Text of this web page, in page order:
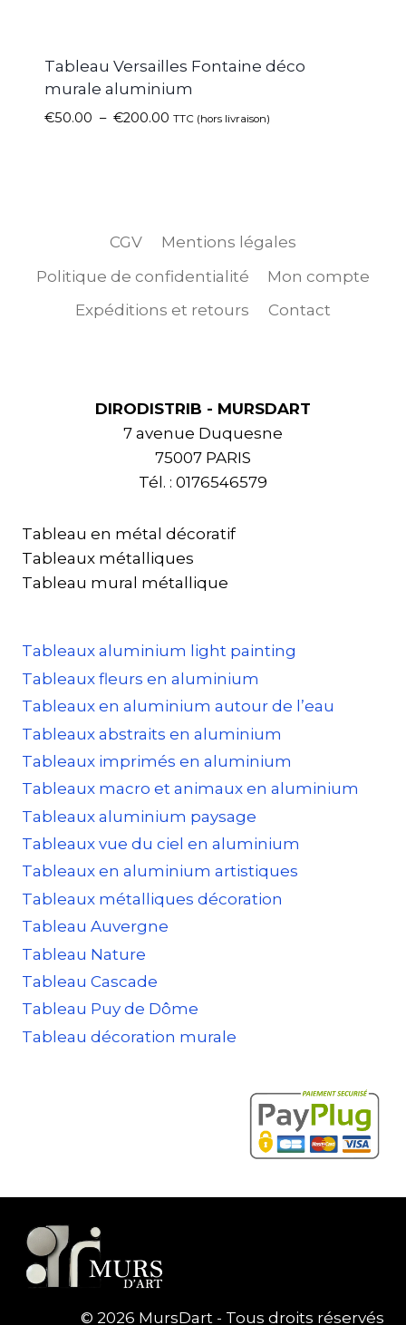
Tableau Versailles Fontaine déco
murale aluminium
€50.00 – €200.00 TTC (hors livraison)
CGV
Mentions légales
Politique de confidentialité
Mon compte
Expéditions et retours
Contact
DIRODISTRIB - MURSDART
7 avenue Duquesne
75007 PARIS
Tél. : 0176546579
Tableau en métal décoratif
Tableaux métalliques
Tableau mural métallique
Tableaux aluminium light painting
Tableaux fleurs en aluminium
Tableaux en aluminium autour de l’eau
Tableaux abstraits en aluminium
Tableaux imprimés en aluminium
Tableaux macro et animaux en aluminium
Tableaux aluminium paysage
Tableaux vue du ciel en aluminium
Tableaux en aluminium artistiques
Tableaux métalliques décoration
Tableau Auvergne
Tableau Nature
Tableau Cascade
Tableau Puy de Dôme
Tableau décoration murale
© 2026 MursDart - Tous droits réservés